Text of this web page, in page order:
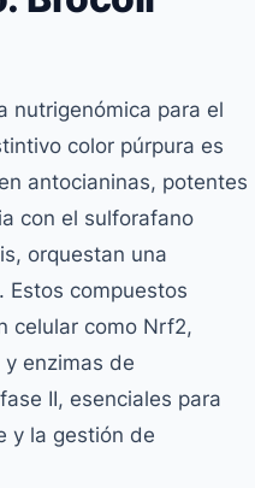
nutrigenómica para el
color púrpura es
antocianinas, potentes
con el sulforafano
orquestan una
Estos compuestos
celular como Nrf2,
enzimas de
II, esenciales para
y la gestión de